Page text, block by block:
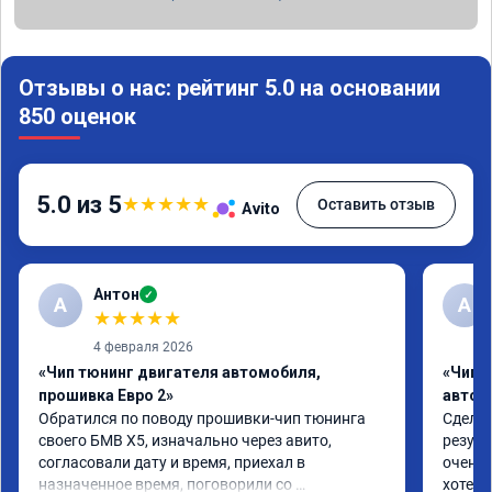
Отзывы о нас: рейтинг 5.0 на основании
850 оценок
5.0 из 5★★★★★ Avito Оставить отзыв
А Антон ✓
★★★★★
4 февраля 2026
«Чип тюнинг двигателя автомобиля,
прошивка Евро 2»
Обратился по поводу прошивки-чип тюнинга
своего БМВ Х5, изначально через авито,
согласовали дату и время, приехал в
назначенное время, поговорили со
A
«Чип
очень
хотел.